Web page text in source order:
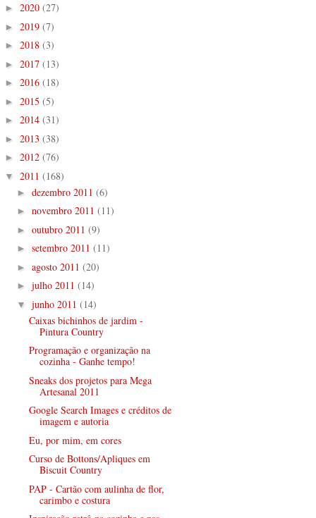
► 2020 (27)
► 2019 (7)
► 2018 (3)
► 2017 (13)
► 2016 (18)
► 2015 (5)
► 2014 (31)
► 2013 (38)
► 2012 (76)
▼ 2011 (168)
► dezembro 2011 (6)
► novembro 2011 (11)
► outubro 2011 (9)
► setembro 2011 (11)
► agosto 2011 (20)
► julho 2011 (14)
▼ junho 2011 (14)
Caixas bichinhos de jardim -
Pintura Country
Programação e organização na
cozinha - Ganhe tempo!
Sneaks dos projetos para Mega
Artesanal 2011
Google Search Images e créditos de
imagem e autoria
Eu, por mim, em cores
Curso de Bottons/Apliques em
Biscuit Country
PAP - Cartão com aulinha de flor,
carimbo e costura